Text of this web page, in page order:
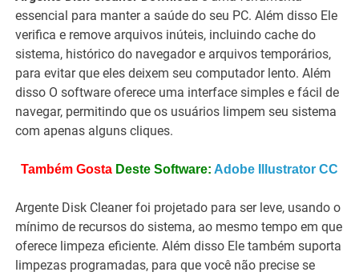
essencial para manter a saúde do seu PC. Além disso Ele
verifica e remove arquivos inúteis, incluindo cache do
sistema, histórico do navegador e arquivos temporários,
para evitar que eles deixem seu computador lento. Além
disso O software oferece uma interface simples e fácil de
navegar, permitindo que os usuários limpem seu sistema
com apenas alguns cliques.
Também Gosta Deste Software: Adobe Illustrator CC
Argente Disk Cleaner foi projetado para ser leve, usando o
mínimo de recursos do sistema, ao mesmo tempo em que
oferece limpeza eficiente. Além disso Ele também suporta
limpezas programadas, para que você não precise se